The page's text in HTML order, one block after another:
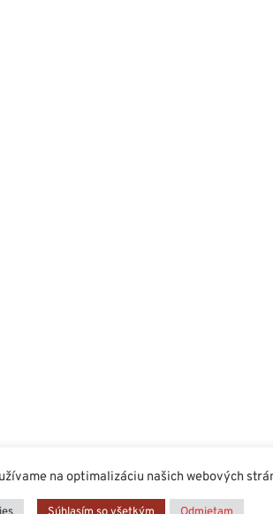
na optimalizáciu našich webových